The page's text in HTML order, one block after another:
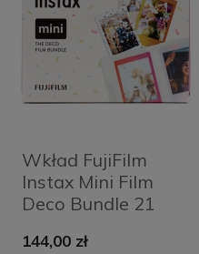
Wkład FujiFilm
Instax Mini Film
Deco Bundle 21
144,00 zł